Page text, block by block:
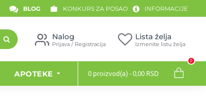
BLOG KONKURS ZA POSAO INFORMACIJE
Nalog
Prijava / Registracija
Lista želja
Izmenite listu želja
APOTEKE 0 proizvod(a) - 0,00 RSD
0